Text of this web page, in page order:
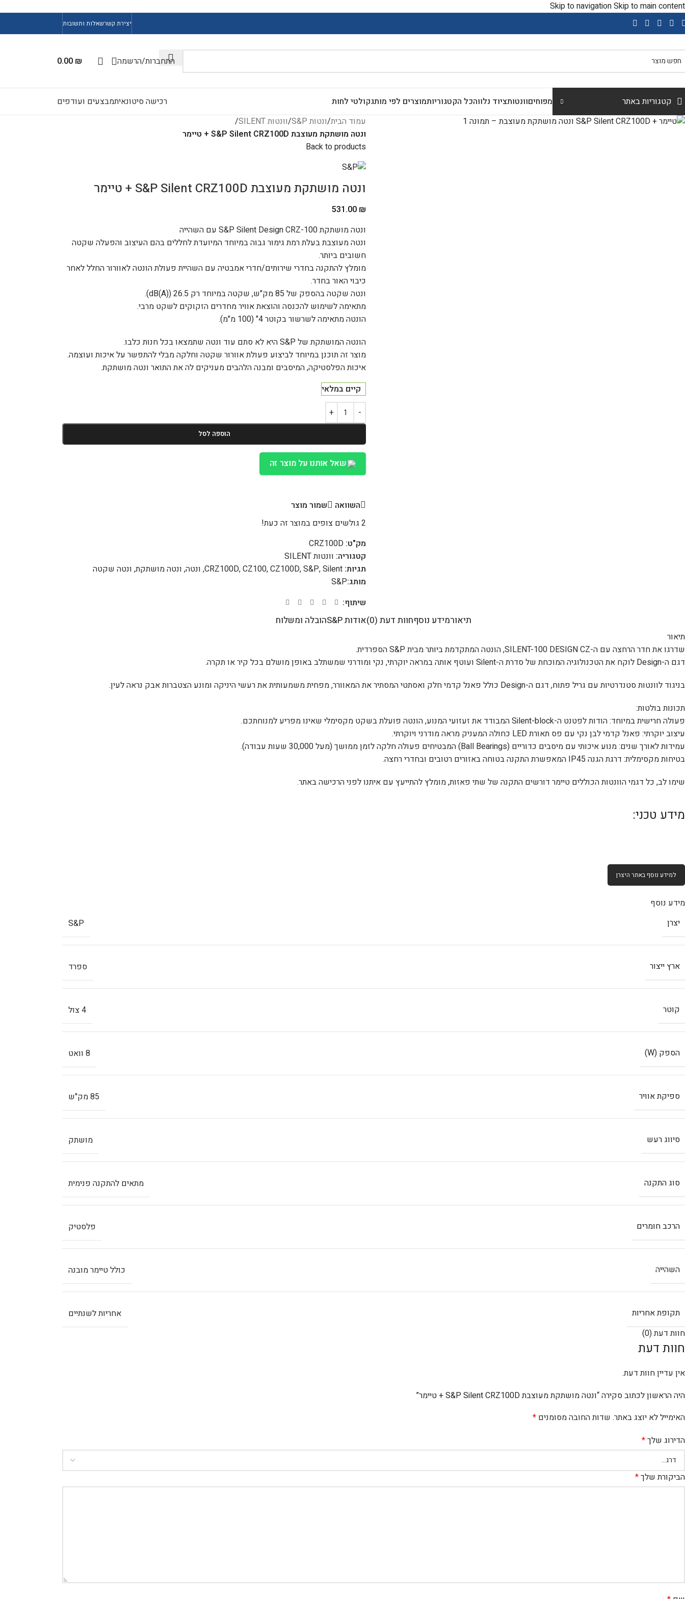
Skip to navigationSkip to main content
יצירת קשרשאלות ותשובות
התחברות/הרשמה 0.00 ₪
קטגוריות באתר מפוחיםוונטותציוד נלווהכל הקטגוריותמוצרים לפי מותגקולטי לחות רכישה סיטונאיתמבצעים ועודפים
עמוד הבית/ונטות S&P /וונטות SILENT
/
ונטה מושתקת מעוצבת S&P Silent CRZ100D + טיימר
Back to products
ונטה מושתקת מעוצבת S&P Silent CRZ100D + טיימר
531.00 ₪
ונטה מושתקת S&P Silent Design CRZ-100 עם השהייה
ונטה מעוצבת בעלת רמת גימור גבוה במיוחד המיועדת לחללים בהם העיצוב והפעלה שקטה
חשובים ביותר.
מומלץ להתקנה בחדרי שירותים/חדרי אמבטיה עם השהיית פעולת הונטה לאוורור החלל לאחר
כיבוי האור בחדר.
ונטה שקטה בהספק של 85 מק"ש, שקטה במיוחד רק 26.5 (dB(A)).
מתאימה לשימוש להכנסה והוצאת אוויר מחדרים הזקוקים לשקט מרבי.
הונטה מתאימה לשרשור בקוטר 4" (100 מ"מ).
הונטה המושתקת של S&P היא לא סתם עוד ונטה שתמצאו בכל חנות כלבו.
מוצר זה תוכנן במיוחד לביצוע פעולת אוורור שקטה וחלקה מבלי להתפשר על איכות ועוצמה.
איכות הפלסטיקה, המיסבים ומבנה הלהבים מעניקים לה את התואר ונטה מושתקת.
קיים במלאי
הוספה לסל
שאל אותנו על מוצר זה
השוואה
שמור מוצר
2 גולשים צופים במוצר זה כעת!
מק"ט: CRZ100D
קטגוריה: וונטות SILENT
תגיות:
CRZ100D,CZ100,CZ100D,S&P,Silent
, ונטה, ונטה מושתקת, ונטה שקטה
מותג:S&P
שיתוף:
תיאורמידע נוסףחוות דעת (0) אודות S&P הובלה ומשלוח
תיאור
שדרגו את חדר הרחצה עם ה-SILENT-100 DESIGN CZ, הונטה המתקדמת ביותר מבית S&P הספרדית.
דגם ה-Design לוקח את הטכנולוגיה המוכחת של סדרת ה-Silent ועוטף אותה במראה יוקרתי, נקי ומודרני שמשתלב באופן מושלם בכל קיר או תקרה.
בניגוד לוונטות סטנדרטיות עם גריל פתוח, דגם ה-Design כולל פאנל קדמי חלק ואסתטי המסתיר את המאוורר, מפחית משמעותית את רעשי היניקה ומונע הצטברות אבק נראה לעין.
תכונות בולטות:
פעולה חרישית במיוחד: הודות לפטנט ה-Silent-block המבודד את זעזועי המנוע, הונטה פועלת בשקט מקסימלי שאינו מפריע למנוחתכם.
עיצוב יוקרתי: פאנל קדמי לבן נקי עם פס תאורת LED כחולה המעניק מראה מודרני ויוקרתי.
עמידות לאורך שנים: מנוע איכותי עם מיסבים כדוריים (Ball Bearings) המבטיחים פעולה חלקה לזמן ממושך (מעל 30,000 שעות עבודה).
בטיחות מקסימלית: דרגת הגנה IP45 המאפשרת התקנה בטוחה באזורים רטובים ובחדרי רחצה.
שימו לב, כל דגמי הוונטות הכוללים טיימר דורשים התקנה של שתי פאזות, מומלץ להתייעץ עם איתנו לפני הרכישה באתר.
מידע טכני:
למידע נוסף באתר היצרן
מידע נוסף
יצרן
S&P
ארץ ייצור ספרד
קוטר 4 צול
הספק (W) 8 וואט
ספיקת אוויר 85 מק"ש
סיווג רעש מושתק
סוג התקנה מתאים להתקנה פנימית
הרכב חומרים פלסטיק
השהייה כולל טיימר מובנה
תקופת אחריות
אחריות לשנתיים
חוות דעת (0)
חוות דעת
אין עדיין חוות דעת.
היה הראשון לכתוב סקירה “ונטה מושתקת מעוצבת S&P Silent CRZ100D + טיימר”
האימייל לא יוצג באתר. שדות החובה מסומנים *
הדירוג שלך*
הביקורת שלך*